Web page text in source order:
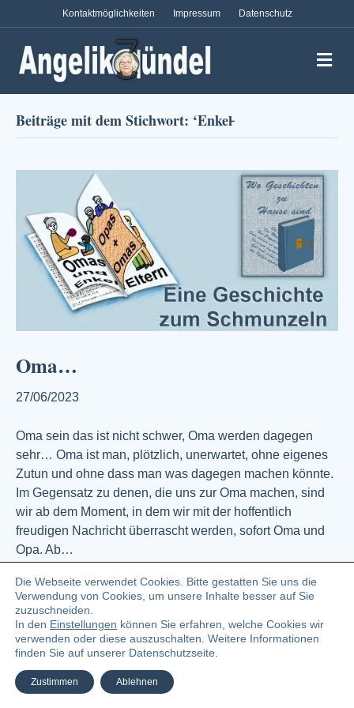
Kontaktmöglichkeiten Impressum Datenschutz
Beiträge mit dem Stichwort: ‘Enkel̵
Oma…
27/06/2023
Oma sein das ist nicht schwer, Oma werden dagegen
sehr… Oma ist man, plötzlich, unerwartet, ohne eigenes
Zutun und ohne dass man was dagegen machen könnte.
Im Gegensatz zu denen, die uns zur Oma machen, sind
wir ab dem Moment, in dem wir mit der hoffentlich
freudigen Nachricht überrascht werden, sofort Oma und
Opa. Ab…
Weiterlesen
© 2023 Angelika Zündel Bloggerin und Buchautorin
Die Webseite verwendet Cookies. Bitte gestatten Sie uns die
Verwendung von Cookies, um unsere Inhalte besser auf Sie
zuzuschneiden.
In den Einstellungen können Sie erfahren, welche Cookies wir
verwenden oder diese auszuschalten. Weitere Informationen
finden Sie auf unserer Datenschutzseite.
Zustimmen Ablehnen